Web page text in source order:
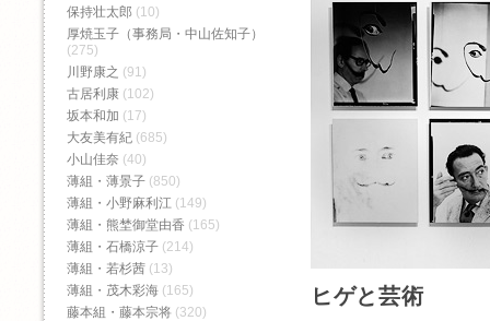
ヒゲと芸術
保持壮太郎 (10)
厚焼玉子（事務局・中山佐知子）
(275)
川野康之 (91)
古居利康 (102)
坂本和加 (17)
大友美有紀 (685)
小山佳奈 (40)
薄組・薄景子 (850)
薄組・小野麻利江 (149)
薄組・熊埜御堂由香 (165)
薄組・石橋涼子 (214)
薄組・若杉茜 (13)
薄組・茂木彩海 (165)
藤本組・藤本宗将 (320)